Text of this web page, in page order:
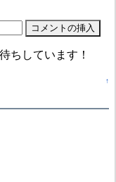
ちしています！
↑